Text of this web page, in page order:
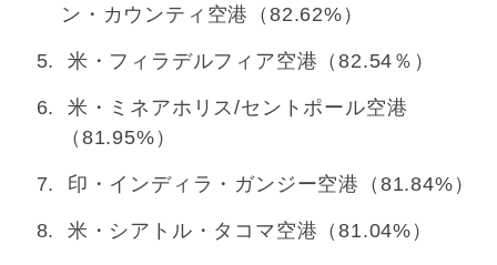
ン・カウンティ空港（82.62%）
米・フィラデルフィア空港（82.54％）
米・ミネアホリス/セントポール空港
（81.95%）
印・インディラ・ガンジー空港（81.84%）
米・シアトル・タコマ空港（81.04%）